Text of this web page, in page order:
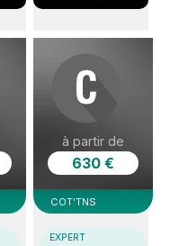
à partir de
630 €
COT'TNS
EXPERT